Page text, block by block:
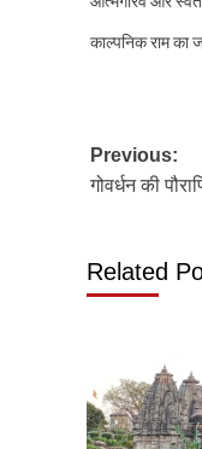
काल्पनिक राम का
Post
Previous:
गोवर्धन की
Related